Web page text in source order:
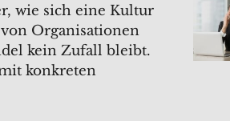
wie sich eine Kultur
Organisationen
kein Zufall bleibt.
konkreten